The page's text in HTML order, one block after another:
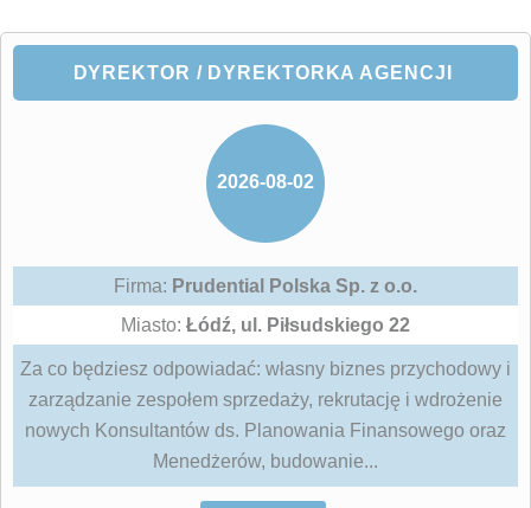
DYREKTOR / DYREKTORKA AGENCJI
2026-08-02
Firma: Prudential Polska Sp. z o.o.
Miasto: Łódź, ul. Piłsudskiego 22
Za co będziesz odpowiadać: własny biznes przychodowy i
zarządzanie zespołem sprzedaży, rekrutację i wdrożenie
nowych Konsultantów ds. Planowania Finansowego oraz
Menedżerów, budowanie...